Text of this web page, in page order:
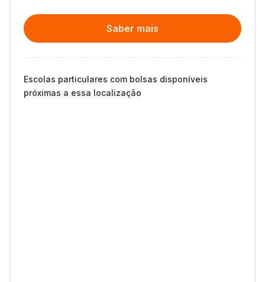
Saber mais
Escolas particulares com bolsas disponíveis
próximas a essa localização